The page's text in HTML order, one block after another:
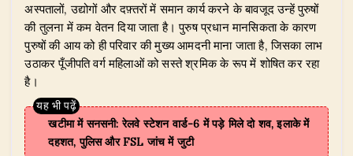
अस्पतालों, उद्योगों और दफ़्तरों में समान कार्य करने के बावजूद उन्हें पुरुषों
की तुलना में कम वेतन दिया जाता है। पुरुष प्रधान मानसिकता के कारण
पुरुषों की आय को ही परिवार की मुख्य आमदनी माना जाता है, जिसका लाभ
उठाकर पूँजीपति वर्ग महिलाओं को सस्ते श्रमिक के रूप में शोषित कर रहा
है।
खटीमा में सनसनी: रेलवे स्टेशन वार्ड-6 में पड़े मिले दो शव, इलाके में
दहशत, पुलिस और FSL जांच में जुटी